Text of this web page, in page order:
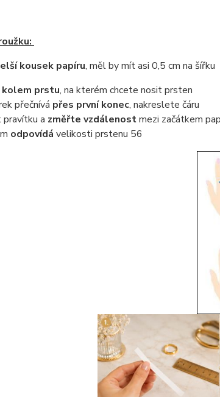
kousek papíru, měl by mít asi 0,5 cm na šířku
kolem prstu, na kterém chcete nosit prsten
přečnívá přes první konec, nakreslete čáru
a změřte vzdálenostmezi začátkem
odpovídá velikosti prstenu 56